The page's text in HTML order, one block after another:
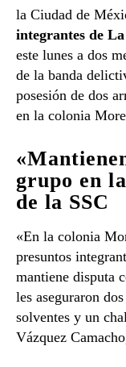
la Ciudad de
integrantes de
este lunes a dos
de la banda
posesión de dos
en la colonia
grupo en
de la SSC
«En la colonia
presuntos
mantiene disputa
les aseguraron
solventes y un
Vázquez